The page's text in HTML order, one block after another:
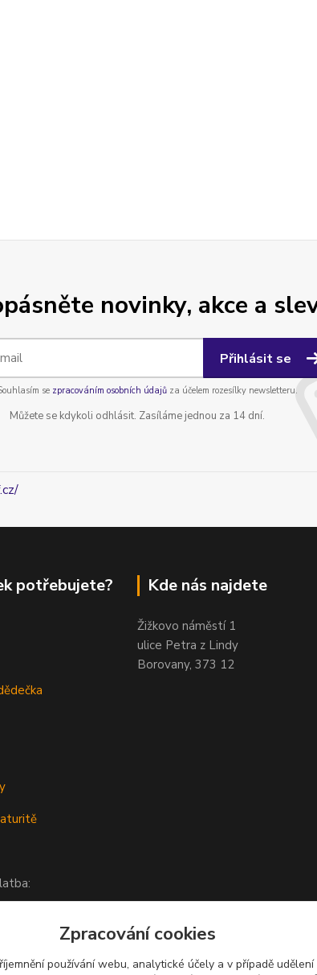
novinky, akce a
Přihlásit se
se zpracováním osobních údajůza účelem rozesílky newsletteru.
Můžete se kdykoli odhlásit. Zasíláme jednou za 14 dní.
potřebujete? Kde nás najdete
Žižkovo náměstí 1
ulice Petra z Lindy
Borovany, 373 12
Zpracování cookies
používání webu, analytické účely a v případě udělení